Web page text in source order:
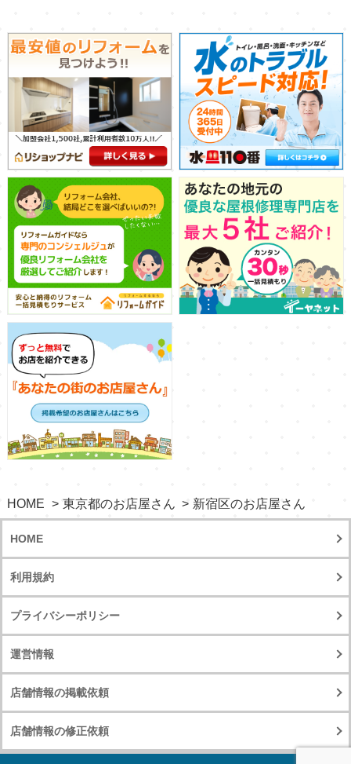
HOME 東京都のお店屋さん 新宿区のお店屋さん
HOME
利用規約
プライバシーポリシー
運営情報
店舗情報の掲載依頼
店舗情報の修正依頼